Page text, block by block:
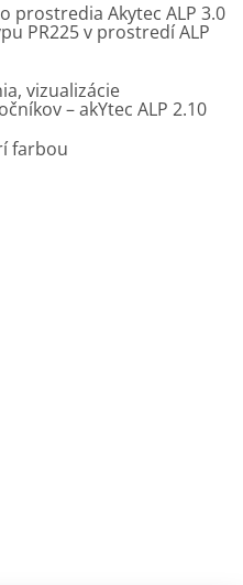
prostredia Akytec ALP 3.0
PR225 v prostredí ALP
vizualizácie
– akYtec ALP 2.10
farbou